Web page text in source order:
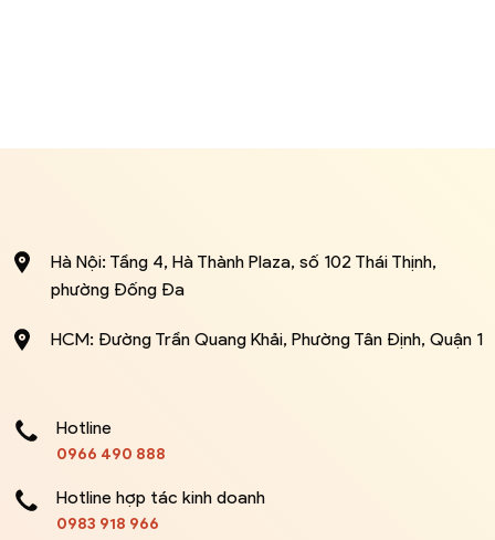
Hà Nội: Tầng 4, Hà Thành Plaza, số 102 Thái Thịnh,
phường Đống Đa
HCM: Đường Trần Quang Khải, Phường Tân Định, Quận 1
Hotline
0966 490 888
Hotline hợp tác kinh doanh
0983 918 966